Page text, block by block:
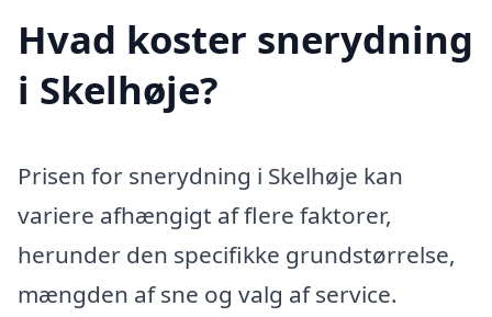
Hvad koster snerydning
i Skelhøje?
Prisen for snerydning i Skelhøje kan
variere afhængigt af flere faktorer,
herunder den specifikke grundstørrelse,
mængden af sne og valg af service.